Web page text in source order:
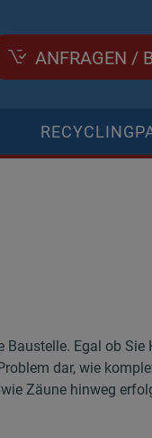
ANFRAGEN /
Egal ob Sie
dar, wie
Zäune hinweg